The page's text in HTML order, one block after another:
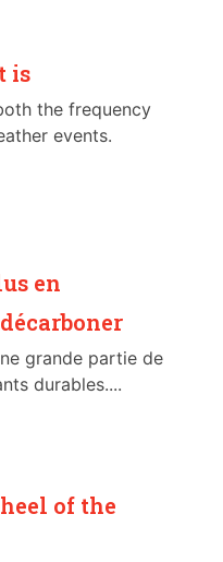
is
the frequency
events.
en
grande partie de
durables....
of the